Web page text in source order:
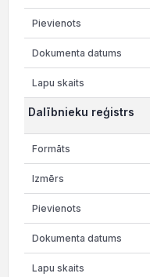
Dalībnieku reģistrs